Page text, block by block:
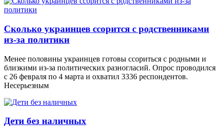
Сколько украинцев ссорится с родственниками
из-за политики
Менее половины украинцев готовы ссориться с родными и
близкими из-за политических разногласий. Опрос проводился
с 26 февраля по 4 марта и охватил 3336 респондентов.
Несерьезным
Дети без наличных